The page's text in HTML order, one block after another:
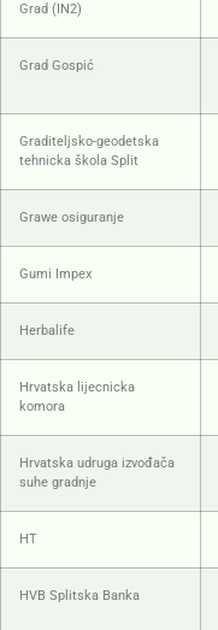
Grad (IN2)
Grad Gospić
Graditeljsko-geodetska
tehnicka škola Split
Grawe osiguranje
Gumi Impex
Herbalife
Hrvatska lijecnicka
komora
Hrvatska udruga izvođača
suhe gradnje
HT
HVB Splitska Banka